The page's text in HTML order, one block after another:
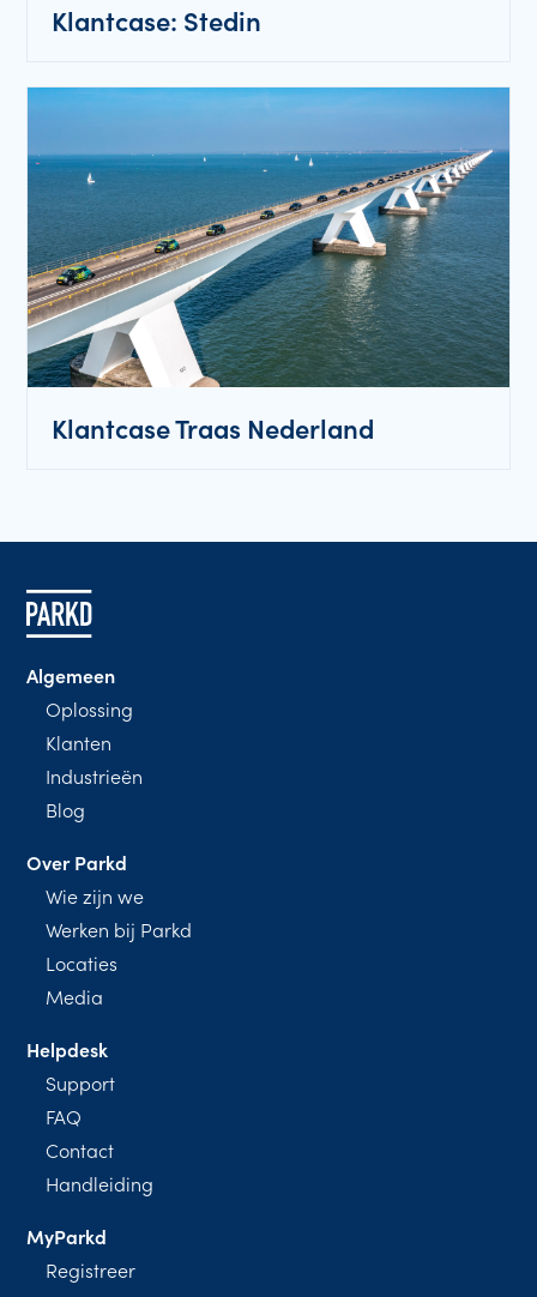
Klantcase: Stedin
Klantcase Traas Nederland
Algemeen
Oplossing
Klanten
Industrieën
Blog
Over Parkd
Wie zijn we
Werken bij Parkd
Locaties
Media
Helpdesk
Support
FAQ
Contact
Handleiding
MyParkd
Registreer